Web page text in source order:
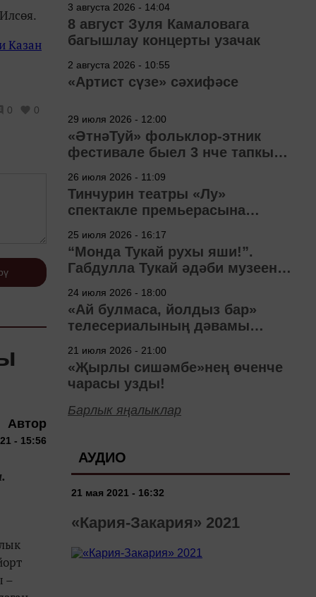
Казан
0 0
Автор
- 15:56
–
3 августа 2026 - 14:04
8 август Зуля Камаловага
багышлау концерты узачак
2 августа 2026 - 10:55
«Артист сүзе» сәхифәсе
29 июля 2026 - 12:00
«ӘтнәТуй» фольклор-этник
фестивале быел 3 нче тапкыр
26 июля 2026 - 11:09
Тинчурин театры «Лу»
спектакле премьерасына
25 июля 2026 - 16:17
“Монда Тукай рухы яши!”.
Габдулла Тукай әдәби музеена
24 июля 2026 - 18:00
«Ай булмаса, йолдыз бар»
телесериалының дәвамы
21 июля 2026 - 21:00
«Җырлы сишәмбе»нең өченче
чарасы узды!
Барлык яңалыклар
АУДИО
21 мая 2021 - 16:32
«Кария-Закария» 2021